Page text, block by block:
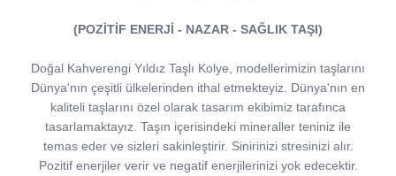
(POZİTİF ENERJİ - NAZAR - SAĞLIK TAŞI)
Doğal Kahverengi Yıldız Taşlı Kolye, modellerimizin taşlarını
Dünya'nın çeşitli ülkelerinden ithal etmekteyiz. Dünya'nın en
kaliteli taşlarını özel olarak tasarım ekibimiz tarafınca
tasarlamaktayız. Taşın içerisindeki mineraller teniniz ile
temas eder ve sizleri sakinleştirir. Sinirinizi stresinizi alır.
Pozitif enerjiler verir ve negatif enerjilerinizi yok edecektir.